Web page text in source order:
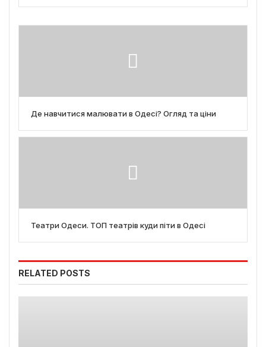
Де навчитися малювати в Одесі? Огляд та ціни
Театри Одеси. ТОП театрів куди піти в Одесі
RELATED POSTS